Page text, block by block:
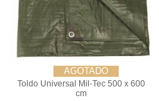
AGOTADO
Toldo Universal Mil-Tec 500 x 600
cm